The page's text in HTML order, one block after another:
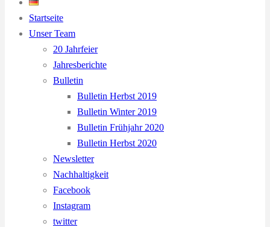
Startseite
Unser Team
20 Jahrfeier
Jahresberichte
Bulletin
Bulletin Herbst 2019
Bulletin Winter 2019
Bulletin Frühjahr 2020
Bulletin Herbst 2020
Newsletter
Nachhaltigkeit
Facebook
Instagram
twitter